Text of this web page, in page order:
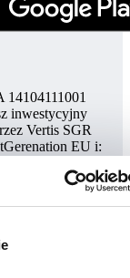
14104111001
inwestycyjny
Vertis SGR
EU i: